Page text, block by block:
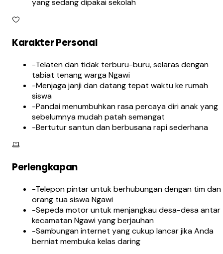
yang sedang dipakai sekolah
Karakter Personal
-Telaten dan tidak terburu-buru, selaras dengan
tabiat tenang warga Ngawi
-Menjaga janji dan datang tepat waktu ke rumah
siswa
-Pandai menumbuhkan rasa percaya diri anak yang
sebelumnya mudah patah semangat
-Bertutur santun dan berbusana rapi sederhana
Perlengkapan
-Telepon pintar untuk berhubungan dengan tim dan
orang tua siswa Ngawi
-Sepeda motor untuk menjangkau desa-desa antar
kecamatan Ngawi yang berjauhan
-Sambungan internet yang cukup lancar jika Anda
berniat membuka kelas daring